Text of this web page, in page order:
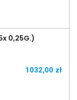
0,25G.)
1032,00 zł